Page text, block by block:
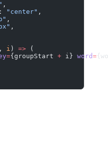
,
"center" ,
,
,
, i ) => (
={groupStart + i} word=